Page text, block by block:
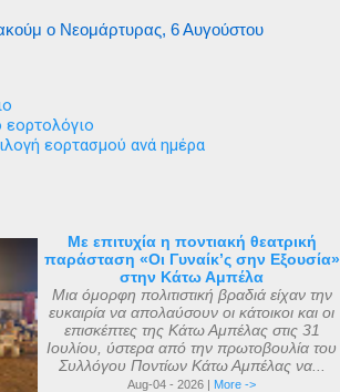
ο Νεομάρτυρας, 6 Αυγούστου
εορτολόγιο
εορτασμού ανά ημέρα
Με επιτυχία η ποντιακή θεατρική
παράσταση «Οι Γυναίκ’ς σην Εξουσία»
στην Κάτω Αμπέλα
Μια όμορφη πολιτιστική βραδιά είχαν την
ευκαιρία να απολαύσουν οι κάτοικοι και οι
επισκέπτες της Κάτω Αμπέλας στις 31
Ιουλίου, ύστερα από την πρωτοβουλία του
Συλλόγου Ποντίων Κάτω Αμπέλας να...
Aug-04 - 2026 | More ->